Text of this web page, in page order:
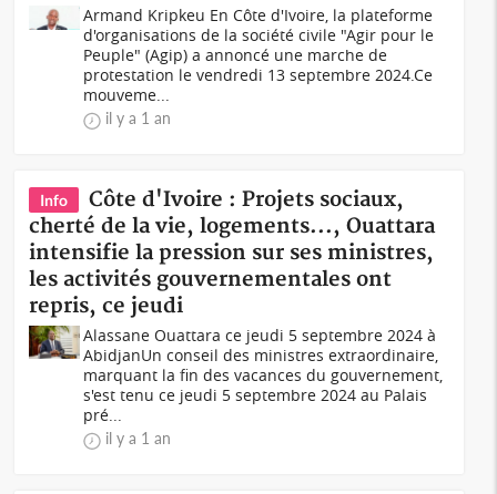
Armand Kripkeu En Côte d'Ivoire, la plateforme
d'organisations de la société civile "Agir pour le
Peuple" (Agip) a annoncé une marche de
protestation le vendredi 13 septembre 2024.Ce
mouveme...
il y a 1 an
Info
Côte d'Ivoire : Projets sociaux,
cherté de la vie, logements..., Ouattara
intensifie la pression sur ses ministres,
les activités gouvernementales ont
repris, ce jeudi
Alassane Ouattara ce jeudi 5 septembre 2024 à
AbidjanUn conseil des ministres extraordinaire,
marquant la fin des vacances du gouvernement,
s'est tenu ce jeudi 5 septembre 2024 au Palais
pré...
il y a 1 an